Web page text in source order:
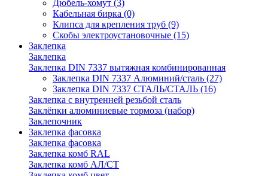
Дюбель-хомут (3)
Кабельная бирка (0)
Клипса для крепления труб (9)
Скобы электроустановочные (15)
Заклепка
Заклепка
Заклепка DIN 7337 вытяжная комбинированная
Заклепка DIN 7337 Алюминий/сталь (27)
Заклепка DIN 7337 СТАЛЬ/СТАЛЬ (16)
Заклепка с внутренней резьбой сталь
Заклёпки алюминиевые тормоза (набор)
Заклепочник
Заклепка фасовка
Заклепка фасовка
Заклепка комб RAL
Заклепка комб АЛ/СТ